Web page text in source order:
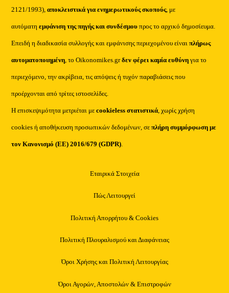
2121/1993), αποκλειστικά για ενημερωτικούς σκοπούς, με
αυτόματηεμφάνιση της πηγής και συνδέσμου προς το αρχικό δημοσίευμα.
Επειδή η διαδικασία συλλογής και εμφάνισης περιεχομένου είναιπλήρως
αυτοματοποιημένη, το Oikonomikes.grδεν φέρει καμία ευθύνη για το
περιεχόμενο, την ακρίβεια, τις απόψεις ή τυχόν παραβιάσεις που
προέρχονται από τρίτες ιστοσελίδες.
Η επισκεψιμότητα μετριέται μεcookieless στατιστικά, χωρίς χρήση
cookies ή αποθήκευση προσωπικών δεδομένων, σεπλήρη συμμόρφωση με
τον Κανονισμό (ΕΕ) 2016/679 (GDPR).
Εταιρικά Στοιχεία
Πώς Λειτουργεί
Πολιτική Απορρήτου & Cookies
Πολιτική Πλουραλισμού και Διαφάνειας
Όροι Χρήσης και Πολιτική Λειτουργίας
Όροι Αγορών, Αποστολών & Επιστροφών